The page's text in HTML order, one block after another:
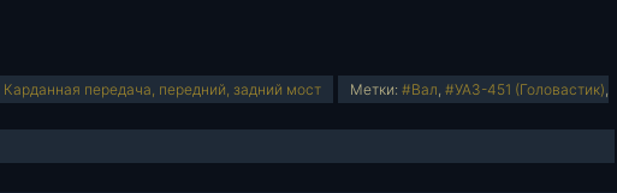
Карданная передача, передний, задний мост Метки: #Вал #УАЗ-451 (Головастик)